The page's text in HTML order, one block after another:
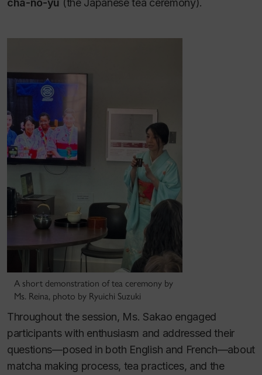
cha-no-yu (the Japanese tea ceremony).
A short demonstration of tea ceremony by
Ms. Reina, photo by Ryuichi Suzuki
Throughout the session, Ms. Sakao engaged
participants with enthusiasm and addressed their
questions—posed in both English and French—about
matcha making process, tea practices, and the